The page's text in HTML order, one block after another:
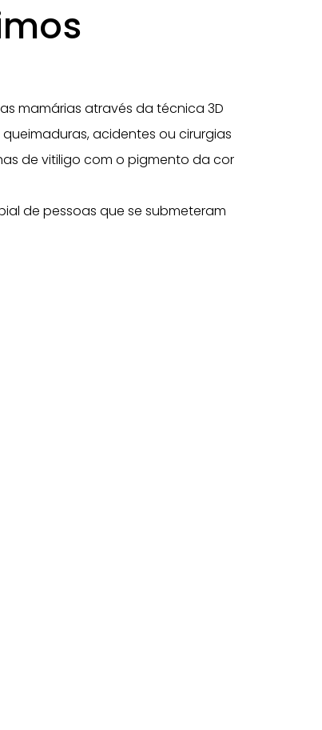
mamárias através da técnica 3D
acidentes ou cirurgias
de vitiligo com o pigmento da cor
de pessoas que se submeteram